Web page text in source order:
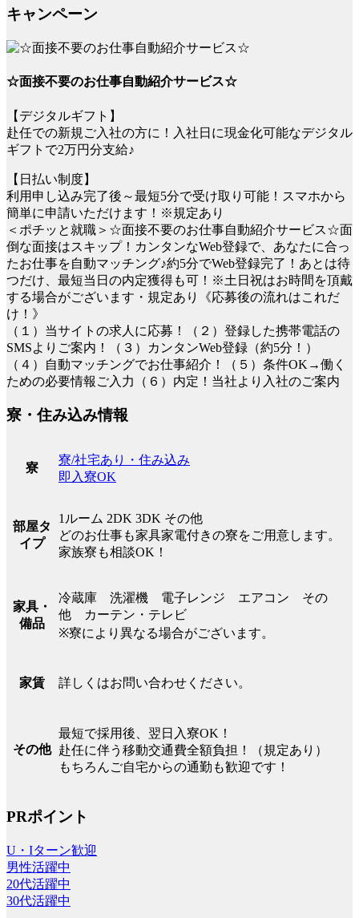
キャンペーン
☆面接不要のお仕事自動紹介サービス☆
【デジタルギフト】
赴任での新規ご入社の方に！入社日に現金化可能なデジタル
ギフトで2万円分支給♪
【日払い制度】
利用申し込み完了後～最短5分で受け取り可能！スマホから
簡単に申請いただけます！※規定あり
＜ポチッと就職＞☆面接不要のお仕事自動紹介サービス☆面
倒な面接はスキップ！カンタンなWeb登録で、あなたに合っ
たお仕事を自動マッチング♪約5分でWeb登録完了！あとは待
つだけ、最短当日の内定獲得も可！※土日祝はお時間を頂戴
する場合がございます・規定あり《応募後の流れはこれだ
け！》
（１）当サイトの求人に応募！（２）登録した携帯電話の
SMSよりご案内！（３）カンタンWeb登録（約5分！）
（４）自動マッチングでお仕事紹介！（５）条件OK→働く
ための必要情報ご入力（６）内定！当社より入社のご案内
寮・住み込み情報
寮
寮/社宅あり・住み込み
即入寮OK
部屋タ
イプ
1ルーム 2DK 3DK その他
どのお仕事も家具家電付きの寮をご用意します。
家族寮も相談OK！
家具・
備品
冷蔵庫 洗濯機 電子レンジ エアコン その
他 カーテン・テレビ
※寮により異なる場合がございます。
家賃 詳しくはお問い合わせください。
その他
最短で採用後、翌日入寮OK！
赴任に伴う移動交通費全額負担！（規定あり）
もちろんご自宅からの通勤も歓迎です！
PRポイント
U・Iターン歓迎
男性活躍中
20代活躍中
30代活躍中